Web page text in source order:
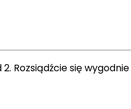
się